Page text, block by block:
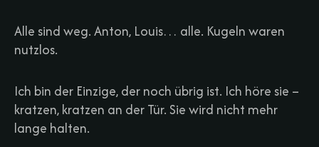
Alle sind weg. Anton, Louis… alle. Kugeln waren
nutzlos.
Ich bin der Einzige, der noch übrig ist. Ich höre sie –
kratzen, kratzen an der Tür. Sie wird nicht mehr
lange halten.